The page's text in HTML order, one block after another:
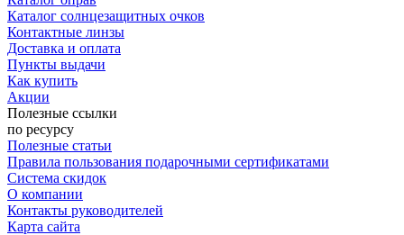
Каталог солнцезащитных очков
Контактные линзы
Доставка и оплата
Пункты выдачи
Как купить
Акции
Полезные ссылки
по ресурсу
Полезные статьи
Правила пользования подарочными сертификатами
Система скидок
О компании
Контакты руководителей
Карта сайта